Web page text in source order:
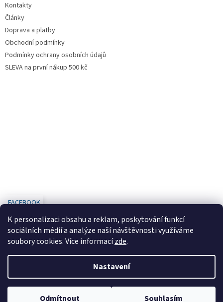
K personalizaci obsahu a reklam, poskytování funkcí
sociálních médií a analýze naší návštěvnosti využíváme
soubory cookies. Více informacízde.
Nastavení
Odmítnout Souhlasím
Kontakty
Články
Doprava a platby
Obchodní podmínky
Podmínky ochrany osobních údajů
SLEVA na první nákup 500 kč
FACEBOOK
Copyright 2026www.designbaterie.cz. Všechna práva vyhrazena.
Upravit nastavení cookies